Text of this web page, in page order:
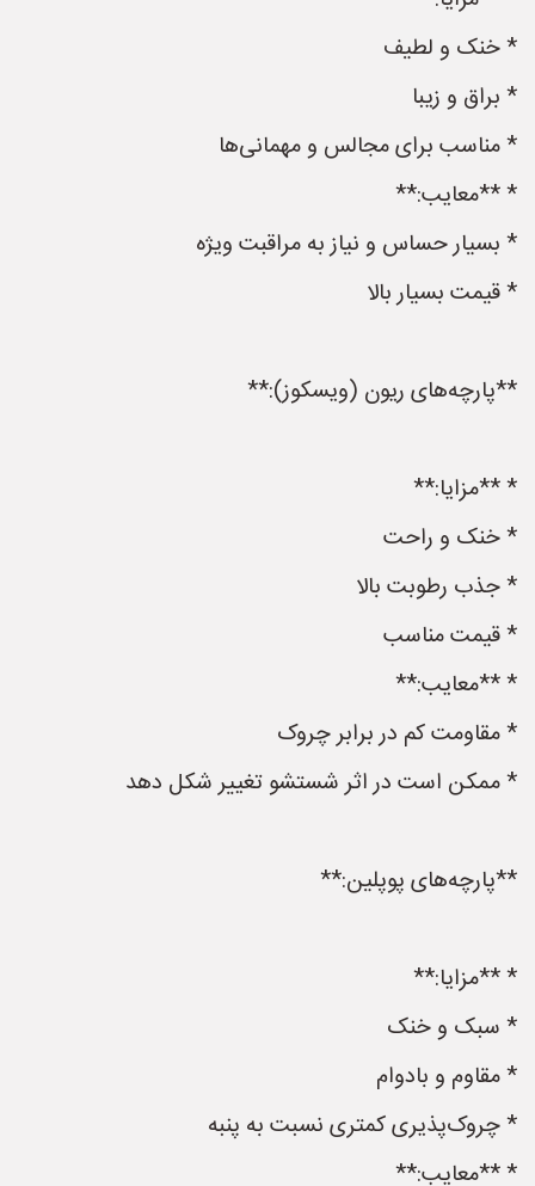
* خنک و لطیف
* براق و زیبا
* مناسب برای مجالس و مهمانی‌ها
* **معایب:**
* بسیار حساس و نیاز به مراقبت ویژه
* قیمت بسیار بالا
**پارچه‌های ریون (ویسکوز):**
* **مزایا:**
* خنک و راحت
* جذب رطوبت بالا
* قیمت مناسب
* **معایب:**
* مقاومت کم در برابر چروک
* ممکن است در اثر شستشو تغییر شکل دهد
**پارچه‌های پوپلین:**
* **مزایا:**
* سبک و خنک
* مقاوم و بادوام
* چروک‌پذیری کمتری نسبت به پنبه
* **معایب:**